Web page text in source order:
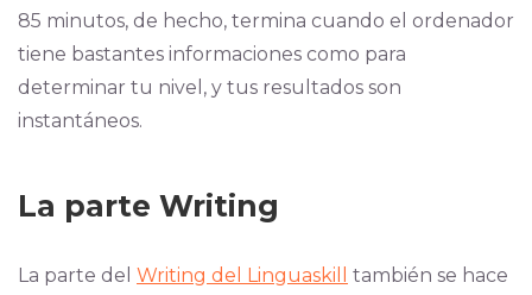
85 minutos, de hecho, termina cuando el ordenador
tiene bastantes informaciones como para
determinar tu nivel, y tus resultados son
instantáneos.
La parte Writing
La parte del Writing del Linguaskill
también se hace